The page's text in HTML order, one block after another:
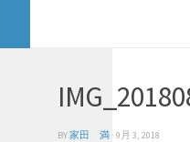
BY家田 満 · 9月 3, 2018